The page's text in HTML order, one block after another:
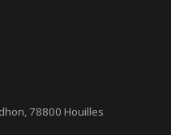
78800 Houilles